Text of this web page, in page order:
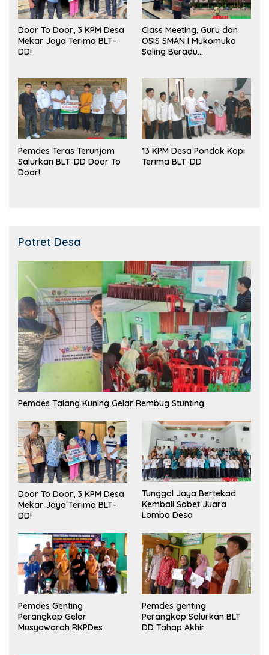
Door To Door, 3 KPM Desa
Mekar Jaya Terima BLT-
DD!
Class Meeting, Guru dan
OSIS SMAN I Mukomuko
Saling Beradu
Pemdes Teras Terunjam
Salurkan BLT-DD Door To
Door!
13 KPM Desa Pondok Kopi
Terima BLT-DD
Potret Desa
Pemdes Talang Kuning Gelar Rembug Stunting
Door To Door, 3 KPM Desa
Mekar Jaya Terima BLT-
DD!
Tunggal Jaya Bertekad
Kembali Sabet Juara
Lomba Desa
Pemdes Genting
Perangkap Gelar
Musyawarah RKPDes
Pemdes genting
Perangkap Salurkan BLT
DD Tahap Akhir